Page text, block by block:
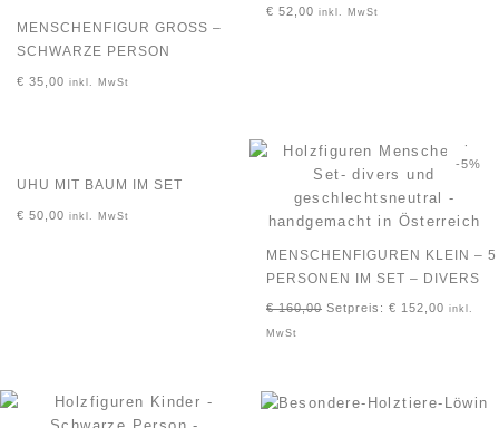
MENSCHENFIGUR GROSS – S
CHWARZE PERSON
€ 35,00 inkl. MwSt
€ 52,00 inkl. MwSt
UHU MIT BAUM IM SET
€ 50,00 inkl. MwSt
-5%
MENSCHENFIGUREN KLEIN – 5
PERSONEN IM SET – DIVERS
€160,00 Setpreis: € 152,00 inkl.
MwSt